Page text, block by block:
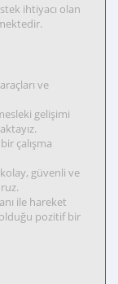
ihtiyacı olan
ve
gelişimi
çalışma
güvenli ve
ile hareket
pozitif bir